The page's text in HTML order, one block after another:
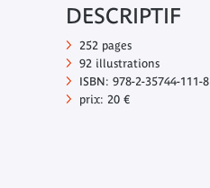
DESCRIPTIF
252 pages
92 illustrations
ISBN: 978-2-35744-111-8
prix: 20 €